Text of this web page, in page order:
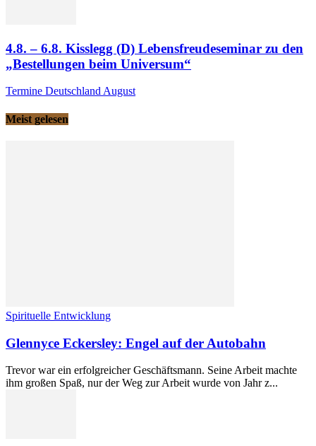
4.8. – 6.8. Kisslegg (D) Lebensfreudeseminar zu den
„Bestellungen beim Universum“
Termine Deutschland August
Meist gelesen
Spirituelle Entwicklung
Glennyce Eckersley: Engel auf der Autobahn
Trevor war ein erfolgreicher Geschäftsmann. Seine Arbeit machte
ihm großen Spaß, nur der Weg zur Arbeit wurde von Jahr z...